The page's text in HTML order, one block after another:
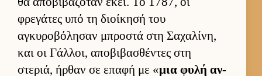
φρεγάτες υπό τη διοί­κησή του
αγκυροβόλησαν μπροστά στη Σαχαλίνη,
και οι Γάλ­λοι, αποβιβασθέντες στη
στεριά, ήρ­θαν σε επαφή με «μια φυλή αν­